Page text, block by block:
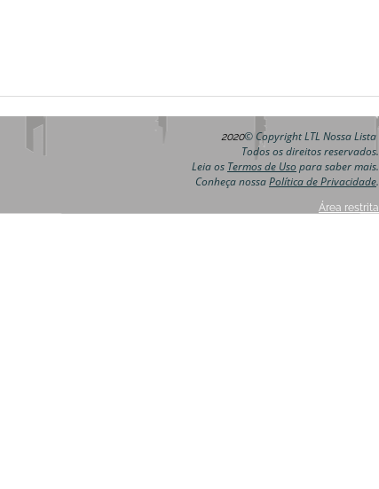
2020© Copyright LTL Nossa Lista
Todos os direitos reservados.
Leia os Termos de Uso para saber mais.
Conheça nossaPolítica de Privacidade.
Área restrita